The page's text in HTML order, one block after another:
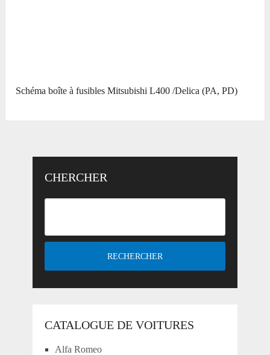
Schéma boîte à fusibles Mitsubishi L400 /Delica (PA, PD)
CHERCHER
CATALOGUE DE VOITURES
Alfa Romeo